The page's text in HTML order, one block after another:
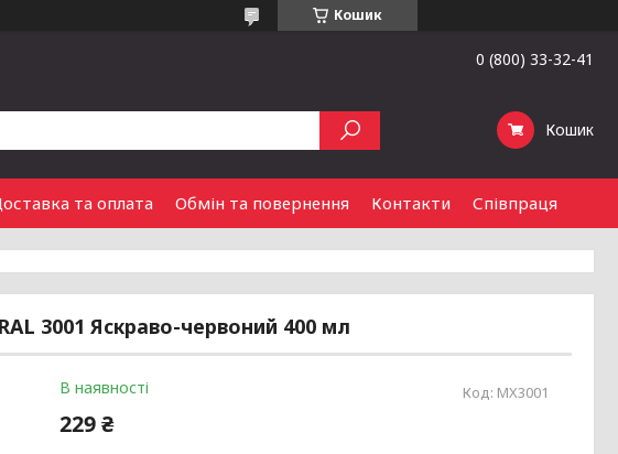
Кошик
0 (800) 33-32-41
Кошик
та оплата Обмін та повернення Контакти Співпраця
3001 Яcкраво-червоний 400 мл
В наявності Код: MX3001
229 ₴